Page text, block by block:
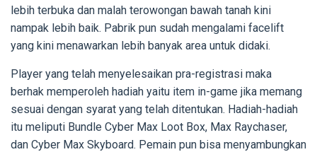
lebih terbuka dan malah terowongan bawah tanah kini
nampak lebih baik. Pabrik pun sudah mengalami facelift
yang kini menawarkan lebih banyak area untuk didaki.
Player yang telah menyelesaikan pra-registrasi maka
berhak memperoleh hadiah yaitu item in-game jika memang
sesuai dengan syarat yang telah ditentukan. Hadiah-hadiah
itu meliputi Bundle Cyber Max Loot Box, Max Raychaser,
dan Cyber Max Skyboard. Pemain pun bisa menyambungkan